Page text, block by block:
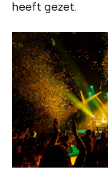
heeft gezet.